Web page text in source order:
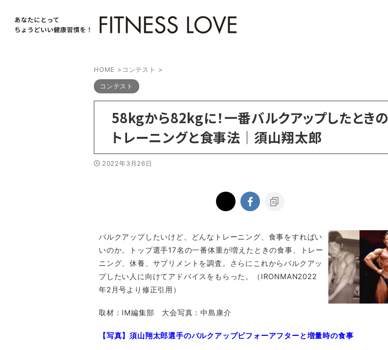
HOME > コンテスト >
コンテスト
58kgから82kgに！一番バルクアップしたときの
トレーニングと食事法｜須山翔太郎
2022年3月26日
バルクアップしたいけど、どんなトレーニング、食事をすればい
いのか。トップ選手17名の一番体重が増えたときの食事、トレー
ニング、休養、サプリメントを調査。さらにこれからバルクアッ
プしたい人に向けてアドバイスをもらった。（IRONMAN2022
年2月号より修正引用）
取材：IM編集部 大会写真：中島康介
【写真】須山翔太郎選手のバルクアップビフォーアフターと増量時の食事